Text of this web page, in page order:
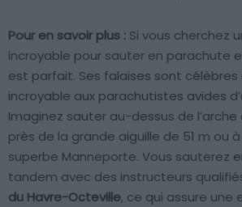
Pour en savoir plus : Si vous cherchez
incroyable pour sauter en parachute
est parfait. Ses falaises sont
incroyable aux parachutistes avides
Imaginez sauter au-dessus de l’arche
près de la grande aiguille de 51 m ou
superbe Manneporte. Vous sauterez
tandem avec des instructeurs
du Havre-Octeville, ce qui assure une